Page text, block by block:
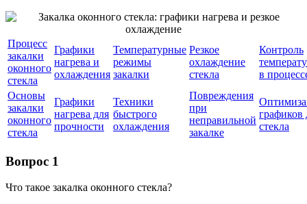
Процесс
закалки
оконного
стекла
Графики
нагрева и
охлаждения
Температурные
режимы
закалки
Резкое
охлаждение
стекла
Контроль
в
Основы
закалки
оконного
стекла
Графики
нагрева для
прочности
Техники
быстрого
охлаждения
Повреждения
при
неправильной
закалке
графиков
стекла
Вопрос 1
Что такое закалка оконного стекла?